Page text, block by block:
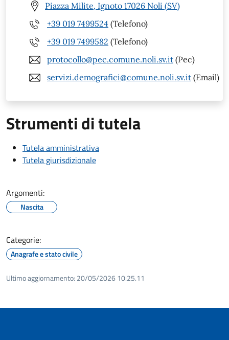
Piazza Milite, Ignoto 17026 Noli (SV)
+39 019 7499524 (Telefono)
+39 019 7499582 (Telefono)
protocollo@pec.comune.noli.sv.it (Pec)
servizi.demografici@comune.noli.sv.it (Email)
Strumenti di tutela
Tutela amministrativa
Tutela giurisdizionale
Argomenti:
Nascita
Categorie:
Anagrafe e stato civile
Ultimo aggiornamento: 20/05/2026 10:25.11